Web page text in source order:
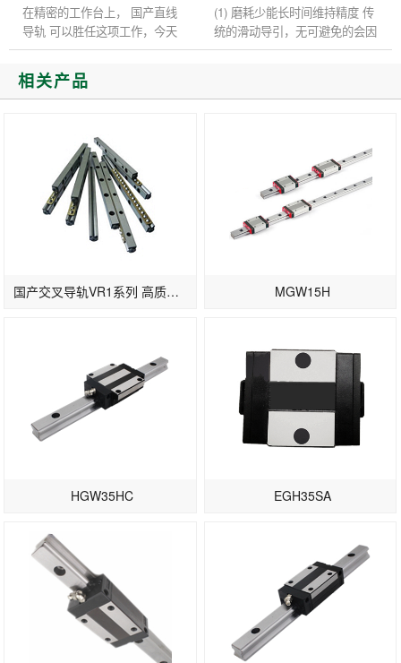
在精密的工作台上， 国产直线
导轨 可以胜任这项工作，今天
我们将讨论国产直线导轨安装座
的性能分析和材料选择。 国产
直线导轨安装表面和定位表面
(1) 磨耗少能长时间维持精度 传
统的滑动导引，无可避免的会因
油膜逆流作用造成平台运动精度
相关产品
国产交叉导轨VR1系列 高质量滚柱导轨 MGW15H
HGW35HC EGH35SA